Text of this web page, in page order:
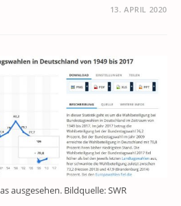
13. APRIL 2020
ausgesehen. Bildquelle: SWR